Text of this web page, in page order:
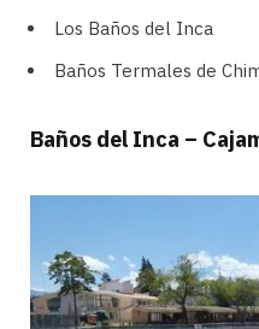
Los Baños del Inca
Baños Termales de
Baños del Inca –